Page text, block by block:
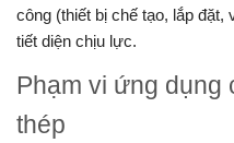
công (thiết bị chế tạo, lắp
tiết diện chịu lực.
Phạm vi ứng dụng
thép